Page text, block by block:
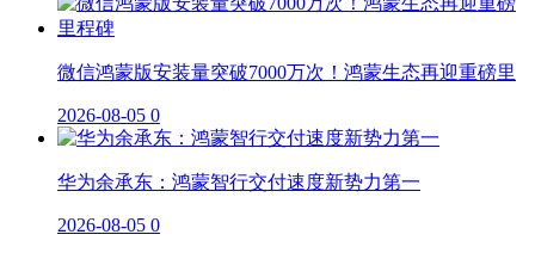
微信鸿蒙版安装量突破7000万次！鸿蒙生态再迎重磅里
2026-08-05 0
华为余承东：鸿蒙智行交付速度新势力第一
2026-08-05 0